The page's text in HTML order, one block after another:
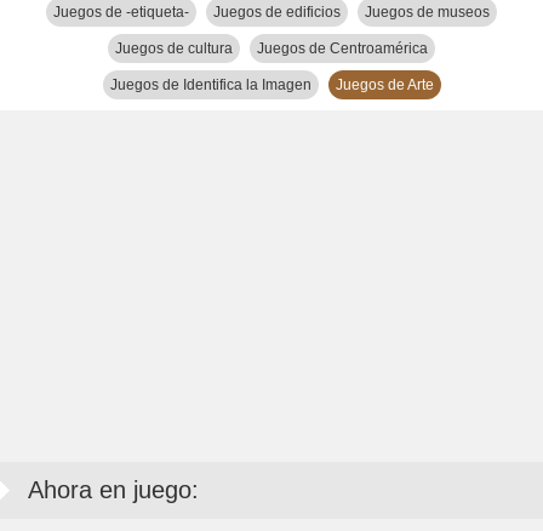
Juegos de -etiqueta- Juegos de edificios Juegos de museos
Juegos de cultura Juegos de Centroamérica
Juegos de Identifica la Imagen Juegos de Arte
Ahora en juego: